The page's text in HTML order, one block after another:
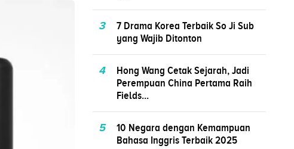
3
7 Drama Korea Terbaik So Ji Sub
yang Wajib Ditonton
4
Hong Wang Cetak Sejarah, Jadi
Perempuan China Pertama Raih
Fields...
5
10 Negara dengan Kemampuan
Bahasa Inggris Terbaik 2025